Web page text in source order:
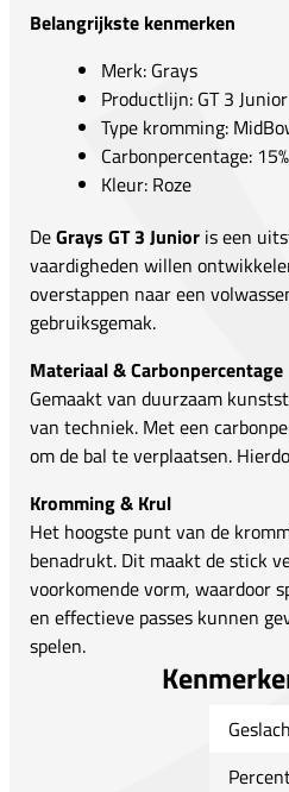
Belangrijkste kenmerken
Merk: Grays
Productlijn: GT 3 Junior
Type kromming:
Carbonpercentage: 15%
Kleur: Roze
DeGrays GT 3 Junior is een
vaardigheden willen
overstappen naar een
gebruiksgemak.
Materiaal & Carbonpercentage
Gemaakt van duurzaam
van techniek. Met een
om de bal te verplaatsen.
Kromming & Krul
Het hoogste punt van de
benadrukt. Dit maakt de stick
voorkomende vorm, waardoor
en effectieve passes kunnen
spelen.